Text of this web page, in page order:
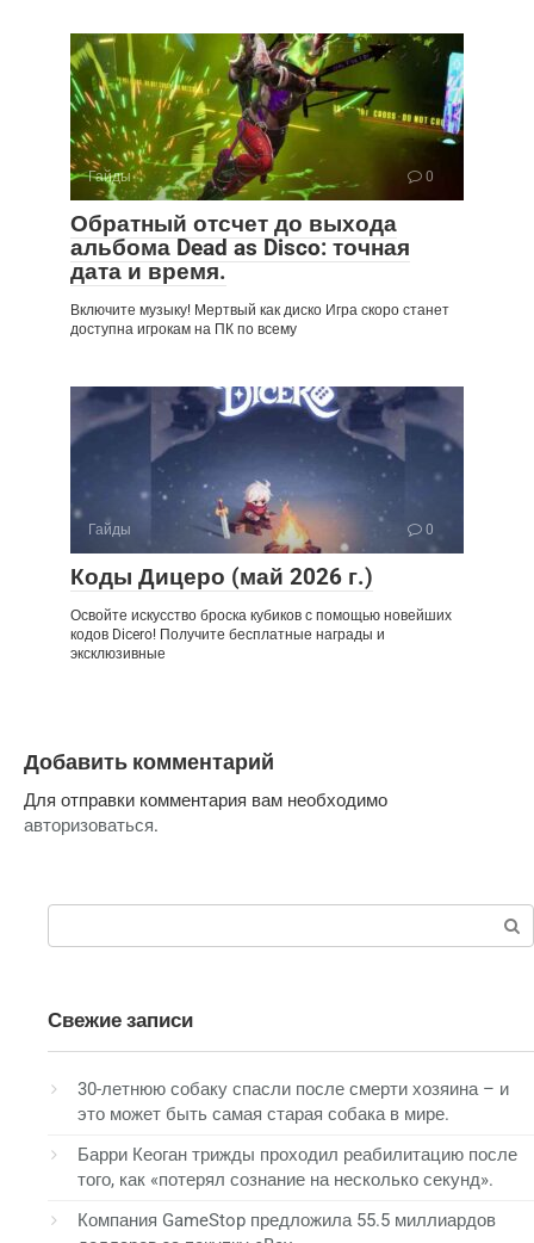
Гайды 0
Обратный отсчет до выхода
альбома Dead as Disco: точная
дата и время.
Включите музыку! Мертвый как диско Игра скоро станет
доступна игрокам на ПК по всему
Гайды 0
Коды Дицеро (май 2026 г.)
Освойте искусство броска кубиков с помощью новейших
кодов Dicero! Получите бесплатные награды и
эксклюзивные
Добавить комментарий
Для отправки комментария вам необходимо
авторизоваться.
Поиск:
Свежие записи
30-летнюю собаку спасли после смерти хозяина – и
это может быть самая старая собака в мире.
Барри Кеоган трижды проходил реабилитацию после
того, как «потерял сознание на несколько секунд».
Компания GameStop предложила 55.5 миллиардов